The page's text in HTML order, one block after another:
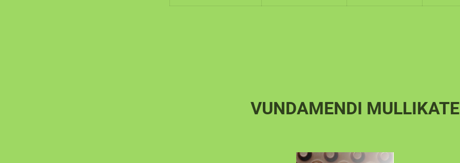
VUNDAMENDI MULLIKATE